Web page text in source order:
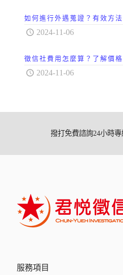
如何進行外遇蒐證？有效方
2024-11-06
徵信社費用怎麼算？了解價
2024-11-06
撥打免費諮詢24小時專
服務項目